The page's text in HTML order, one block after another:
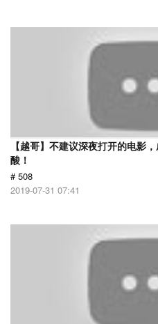
【越哥】不建议深夜打开的电影
酸！
# 508
2019-07-31 07:41